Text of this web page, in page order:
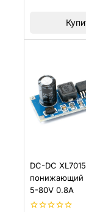
DC-DC XL7015
понижающий
5-80V 0.8A